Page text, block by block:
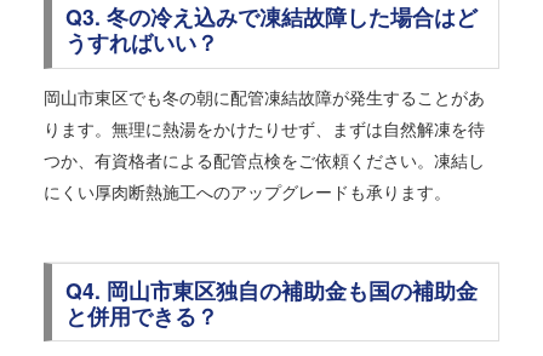
Q3. 冬の冷え込みで凍結故障した場合はど
うすればいい？
岡山市東区でも冬の朝に配管凍結故障が発生することがあ
ります。無理に熱湯をかけたりせず、まずは自然解凍を待
つか、有資格者による配管点検をご依頼ください。凍結し
にくい厚肉断熱施工へのアップグレードも承ります。
Q4. 岡山市東区独自の補助金も国の補助金
と併用できる？